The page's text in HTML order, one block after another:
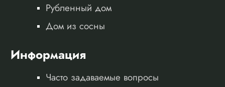
Рубленный дом
Дом из сосны
Информация
Часто задаваемые вопросы